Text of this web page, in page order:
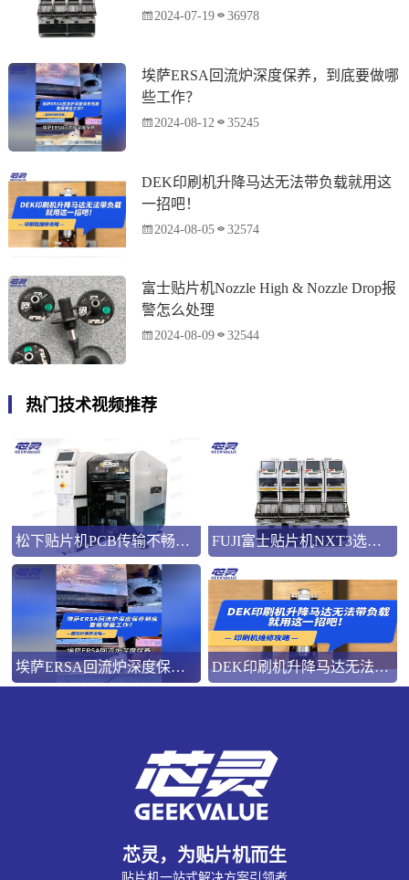
2024-07-19 36978
埃萨ERSA回流炉深度保养，到底要做哪
些工作？
2024-08-12 35245
DEK印刷机升降马达无法带负载就用这
一招吧！
2024-08-05 32574
富士贴片机Nozzle High & Nozzle Drop报
警怎么处理
2024-08-09 32544
热门技术视频推荐
松下贴片机PCB传输不畅的原因与处理方法 FUJI富士贴片机NXT3选M3 III还是M6三代机？看完这篇告别纠结！
埃萨ERSA回流炉深度保养，到底要做哪些工作？ DEK印刷机升降马达无法带负载就用这一招吧！
芯灵，为贴片机而生